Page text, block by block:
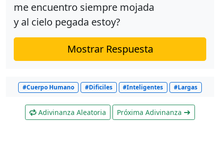
me encuentro siempre mojada
y al cielo pegada estoy?
Mostrar Respuesta
#Cuerpo Humano #Dificiles #Inteligentes #Largas
Adivinanza Aleatoria Próxima Adivinanza